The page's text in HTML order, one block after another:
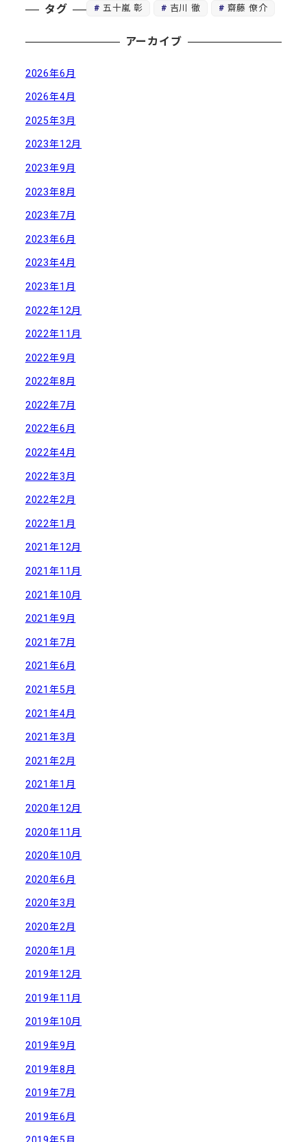
タグ 五十嵐 彰 吉川 徹 齋藤 僚介
アーカイブ
2026年6月
2026年4月
2025年3月
2023年12月
2023年9月
2023年8月
2023年7月
2023年6月
2023年4月
2023年1月
2022年12月
2022年11月
2022年9月
2022年8月
2022年7月
2022年6月
2022年4月
2022年3月
2022年2月
2022年1月
2021年12月
2021年11月
2021年10月
2021年9月
2021年7月
2021年6月
2021年5月
2021年4月
2021年3月
2021年2月
2021年1月
2020年12月
2020年11月
2020年10月
2020年6月
2020年3月
2020年2月
2020年1月
2019年12月
2019年11月
2019年10月
2019年9月
2019年8月
2019年7月
2019年6月